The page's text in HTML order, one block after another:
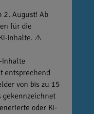
2. August! Ab
für die
Inhalte. ⚠️
Inhalte
entsprechend
von bis zu 15
gekennzeichnet
oder KI-